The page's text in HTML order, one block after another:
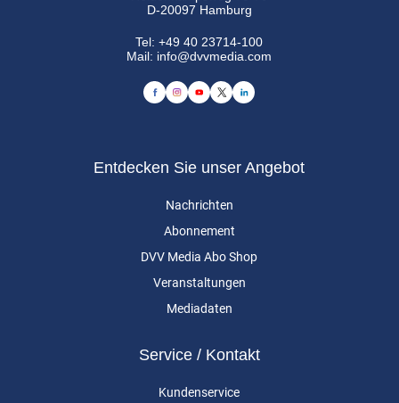
D-20097 Hamburg
Tel:+49 40 23714-100
Mail: info@dvvmedia.com
Entdecken Sie unser Angebot
Nachrichten
Abonnement
DVV Media Abo Shop
Veranstaltungen
Mediadaten
Service / Kontakt
Kundenservice